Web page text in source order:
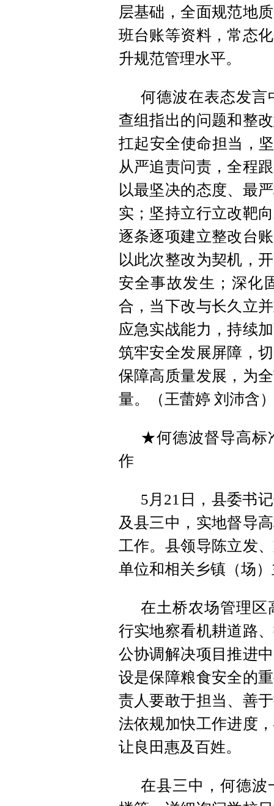
层基础，全面规范地
班台账等资料，常态
升规范管理水平。
何德波在表态发言
查组指出的问题和整
扛起安全使命担当，
从严追责问责，全程
以最坚决的态度、最
实；坚持立行立改靶
逐条逐项建立整改台
以此次整改为契机，
安全事故发生；深化
合，当下改与长久立
应急实战能力，持续
筑牢安全发展屏障，
保障高质量发展，为
量。（王蕾婷 刘沛含
★何德波督导高标
作
5月21日，县委书
及县三中，实地督导
工作。县领导陈立发
单位和相关乡镇（场
在土桥农场管理区
行实地察看机耕道路
公协调解决项目推进
设是保障粮食安全的
责人要敢于担当、善
法依规加快工作进度
让良田惠及百姓。
在县三中，何德波